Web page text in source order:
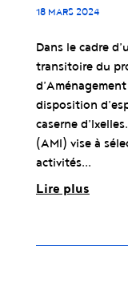
18 MARS 2024
Dans le cadre
transitoire du
disposition
caserne
(AMI) vise à
activités...
Lire plus